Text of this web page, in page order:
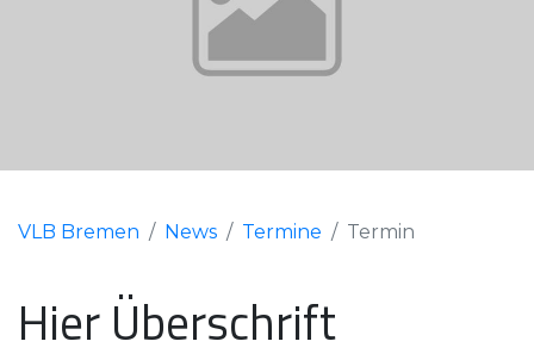
VLB Bremen News Termine Termin
Hier Überschrift